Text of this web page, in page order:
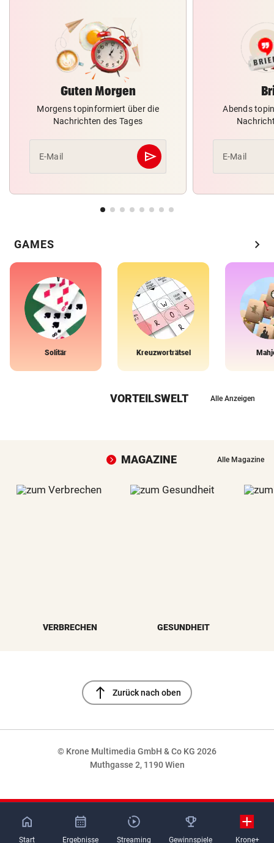
Guten Morgen
Morgens topinformiert über die
Nachrichten des Tages
E-Mail send
Abschicken
Abends
E-Mail
GAMES chevron_right
Solitär Kreuzworträtsel
VORTEILSWELT Alle Anzeigen
MAGAZINE Alle Magazine
VERBRECHEN GESUNDHEIT
north Zurück nach oben
© Krone Multimedia GmbH & Co KG 2026
Muthgasse 2, 1190 Wien
Start Ergebnisse Streaming Gewinnspiele Krone+
NaN%